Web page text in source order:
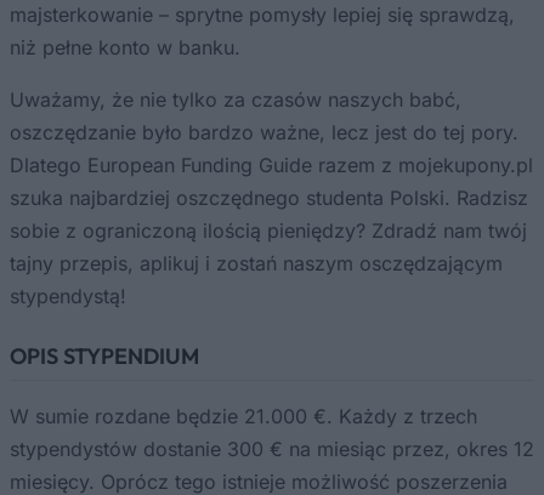
majsterkowanie – sprytne pomysły lepiej się sprawdzą,
niż pełne konto w banku.
Uważamy, że nie tylko za czasów naszych babć,
oszczędzanie było bardzo ważne, lecz jest do tej pory.
Dlatego European Funding Guide razem z mojekupony.pl
szuka najbardziej oszczędnego studenta Polski. Radzisz
sobie z ograniczoną ilością pieniędzy? Zdradź nam twój
tajny przepis, aplikuj i zostań naszym osczędzającym
stypendystą!
OPIS STYPENDIUM
W sumie rozdane będzie 21.000 €. Każdy z trzech
stypendystów dostanie 300 € na miesiąc przez, okres 12
miesięcy. Oprócz tego istnieje możliwość poszerzenia